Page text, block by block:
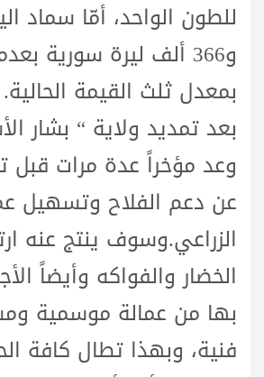
للطون الواحد، أمّا سماد
و366 ألف ليرة سورية
بمعدل ثلث القيمة الحالية.
بعد تمديد ولاية “ بشار
وعد مؤخراً عدة مرات قبل
عن دعم الفلاح وتسهيل
الزراعي.وسوف ينتج عنه
الخضار والفواكه وأيضاً
بها من عمالة موسمية
فنية، وبهذا تطال كافة